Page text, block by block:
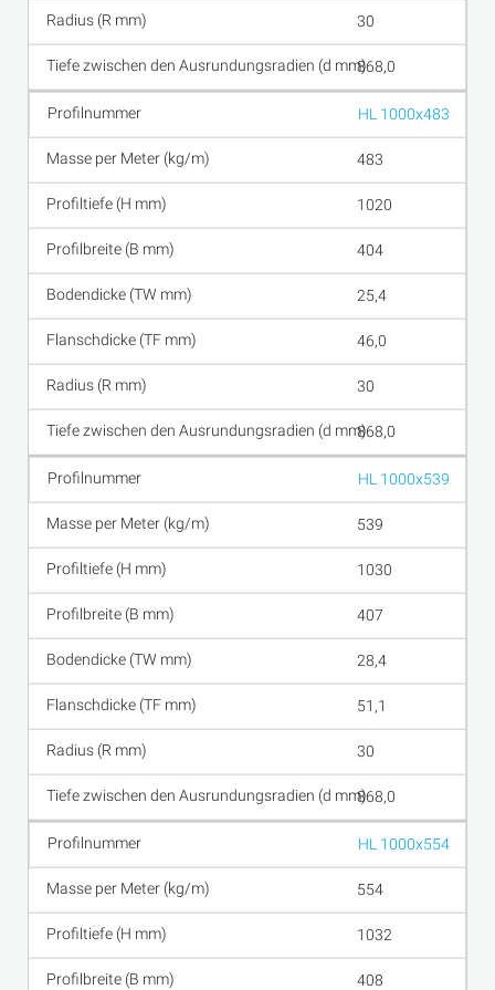
30
868,0
HL 1000x483
483
1020
404
25,4
46,0
30
868,0
HL 1000x539
539
1030
407
28,4
51,1
30
868,0
HL 1000x554
554
1032
408